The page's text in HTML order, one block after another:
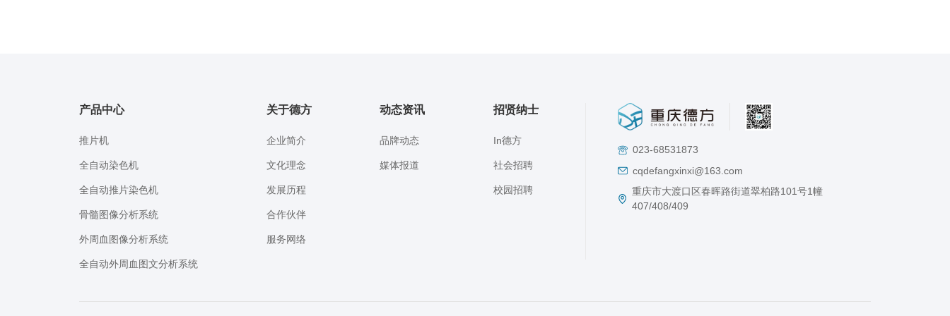
产品中心
推片机
全自动染色机
全自动推片染色机
骨髓图像分析系统
外周血图像分析系统
全自动外周血图文分析系统
关于德方
企业简介
文化理念
发展历程
合作伙伴
服务网络
动态资讯
品牌动态
媒体报道
招贤纳士
In德方
社会招聘
校园招聘
023-68531873
cqdefangxinxi@163.com
重庆市大渡口区春晖路街道翠柏路101号1幢
407/408/409